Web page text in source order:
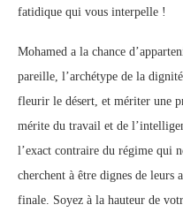
fatidique qui vous interpelle !
Mohamed a la chance
pareille, l’archétype de la
fleurir le désert, et mériter une
mérite du travail et de
l’exact contraire du régime qui
cherchent à être dignes de leurs
finale. Soyez à la hauteur de